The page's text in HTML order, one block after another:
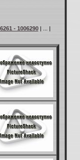
- 1006290| ... |